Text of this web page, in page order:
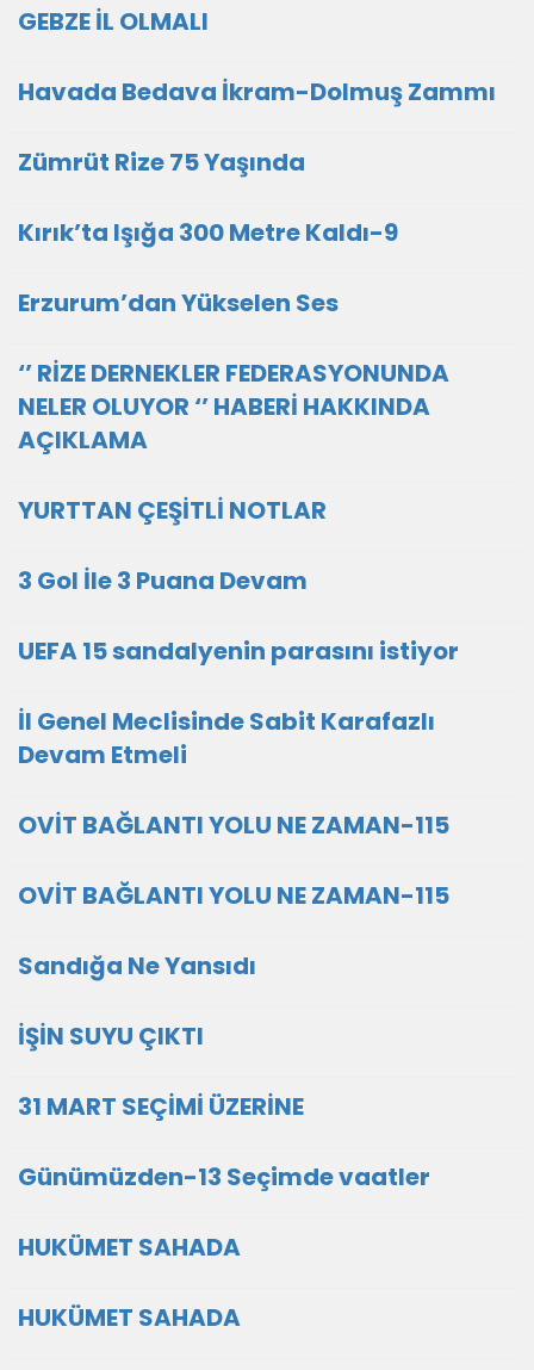
GEBZE İL OLMALI
Havada Bedava İkram-Dolmuş Zammı
Zümrüt Rize 75 Yaşında
Kırık’ta Işığa 300 Metre Kaldı-9
Erzurum’dan Yükselen Ses
‘’ RİZE DERNEKLER FEDERASYONUNDA
NELER OLUYOR ‘’ HABERİ HAKKINDA
AÇIKLAMA
YURTTAN ÇEŞİTLİ NOTLAR
3 Gol İle 3 Puana Devam
UEFA 15 sandalyenin parasını istiyor
İl Genel Meclisinde Sabit Karafazlı
Devam Etmeli
OVİT BAĞLANTI YOLU NE ZAMAN-115
OVİT BAĞLANTI YOLU NE ZAMAN-115
Sandığa Ne Yansıdı
İŞİN SUYU ÇIKTI
31 MART SEÇİMİ ÜZERİNE
Günümüzden-13 Seçimde vaatler
HUKÜMET SAHADA
HUKÜMET SAHADA